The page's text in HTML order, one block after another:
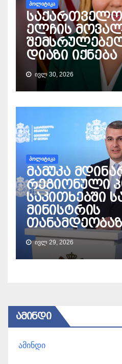
ᲞᲝᲚᲘᲢᲘᲙᲐ
ელჩის
დიაზი იქნება
ᲘᲕᲚ 30, 2026
ᲞᲝᲚᲘᲢᲘᲙᲐ
მამუკა
რეგიონული
საკითხებში
მინისტრის
ᲘᲕᲚ 29, 2026
ᲐᲛᲘᲜᲓᲘ
ამინდი